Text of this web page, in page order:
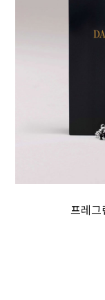
프레그